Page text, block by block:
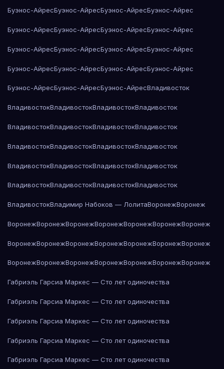
Буэнос-АйресБуэнос-АйресБуэнос-АйресБуэнос-Айрес
Буэнос-АйресБуэнос-АйресБуэнос-АйресБуэнос-Айрес
Буэнос-АйресБуэнос-АйресБуэнос-АйресБуэнос-Айрес
Буэнос-АйресБуэнос-АйресБуэнос-АйресБуэнос-Айрес
Буэнос-АйресБуэнос-АйресБуэнос-АйресВладивосток
ВладивостокВладивостокВладивостокВладивосток
ВладивостокВладивостокВладивостокВладивосток
ВладивостокВладивостокВладивостокВладивосток
ВладивостокВладивостокВладивостокВладивосток
ВладивостокВладивостокВладивостокВладивосток
ВладивостокВладимир Набоков — ЛолитаВоронежВоронеж
ВоронежВоронежВоронежВоронежВоронежВоронежВоронеж
ВоронежВоронежВоронежВоронежВоронежВоронежВоронеж
ВоронежВоронежВоронежВоронежВоронежВоронежВоронеж
Габриэль Гарсиа Маркес — Сто лет одиночества
Габриэль Гарсиа Маркес — Сто лет одиночества
Габриэль Гарсиа Маркес — Сто лет одиночества
Габриэль Гарсиа Маркес — Сто лет одиночества
Габриэль Гарсиа Маркес — Сто лет одиночества